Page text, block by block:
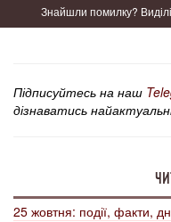
Знайшли помилку?
Підписуйтесь на наш
дізнаватись
25 жовтня: події, факти,